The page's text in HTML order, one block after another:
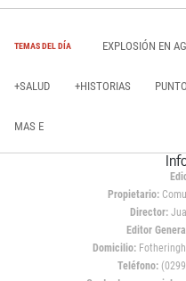
TEMAS DEL DÍA EXPLOSIÓN EN
+SALUD +HISTORIAS
MAS E
Propietario:
Director:
Editor
Domicilio:
Teléfono: